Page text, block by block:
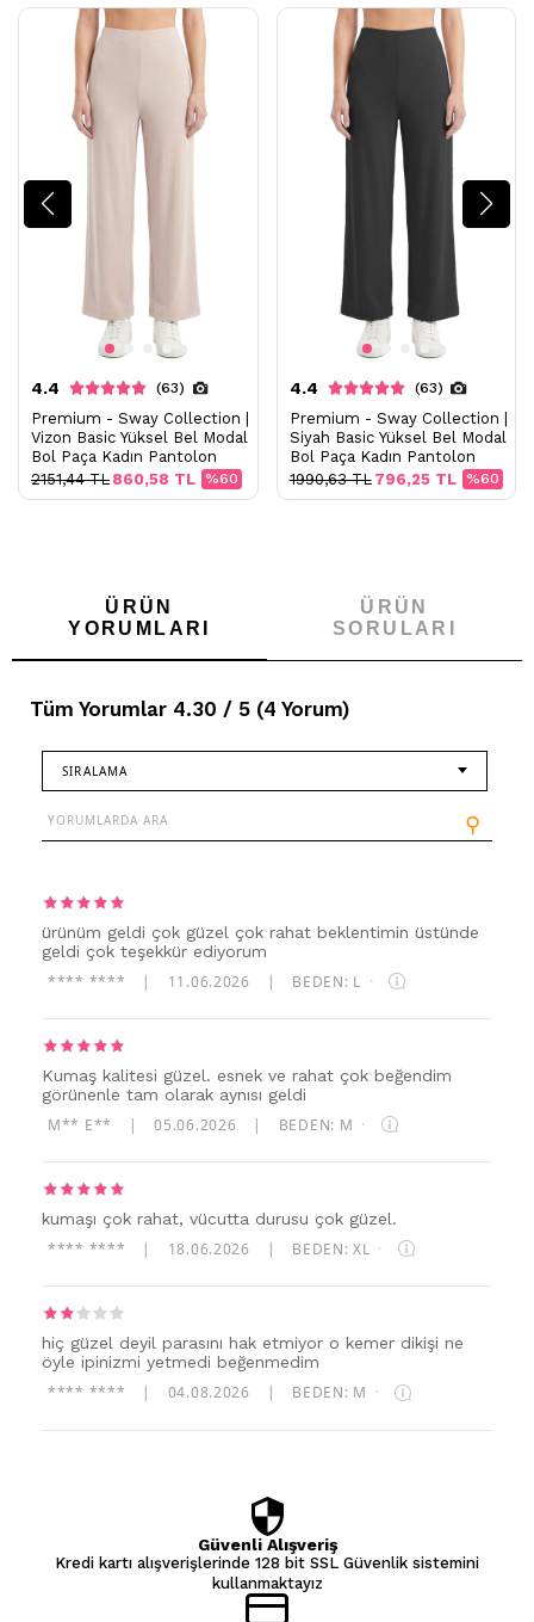
Modal kumaşta yüksek sıcaklık ve kurutma makinesi kullanımı;
yüzeyde tüylenme, yumuşaklık kaybı, elastan
deformasyonu, diz izi ve sarkmalara
neden olabilir.
4.4 (63)
Premium - Sway Collection |
Vizon Basic Yüksel Bel Modal
Bol Paça Kadın Pantolon
%60
860,58 TL
2151,44 TL
4.4 (63)
Premium - Sway Collection |
Siyah Basic Yüksel Bel Modal
Bol Paça Kadın Pantolon
%60
796,25 TL
1990,63 TL
ÜRÜN
YORUMLARI
ÜRÜN
SORULARI
Tüm Yorumlar 4.30 / 5 (4 Yorum)
SIRALAMA
⚲
ürünüm geldi çok güzel çok rahat beklentimin üstünde
geldi çok teşekkür ediyorum
**** **** | 11.06.2026 | BEDEN: L ·
Kumaş kalitesi güzel. esnek ve rahat çok beğendim
görünenle tam olarak aynısı geldi
M** E** | 05.06.2026 | BEDEN: M ·
kumaşı çok rahat, vücutta durusu çok güzel.
**** **** | 18.06.2026 | BEDEN: XL ·
hiç güzel deyil parasını hak etmiyor o kemer dikişi ne
öyle ipinizmi yetmedi beğenmedim
**** **** 04.08.2026 BEDEN: M ·
Güvenli Alışveriş
Kredi kartı alışverişlerinde 128 bit SSL Güvenlik sistemini
kullanmaktayız